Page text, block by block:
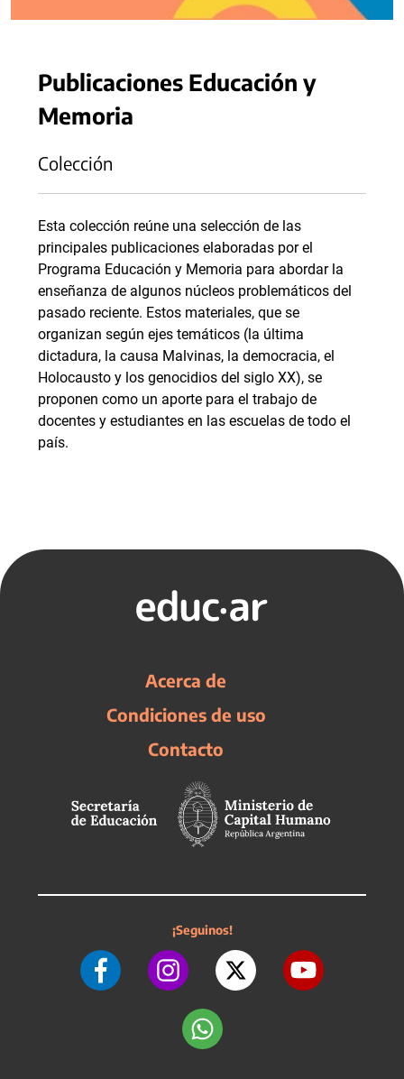
Publicaciones Educación y
Memoria
Colección
Esta colección reúne una selección de las
principales publicaciones elaboradas por el
Programa Educación y Memoria para abordar la
enseñanza de algunos núcleos problemáticos del
pasado reciente. Estos materiales, que se
organizan según ejes temáticos (la última
dictadura, la causa Malvinas, la democracia, el
Holocausto y los genocidios del siglo XX), se
proponen como un aporte para el trabajo de
docentes y estudiantes en las escuelas de todo el
país.
Acerca de
Condiciones de uso
Contacto
¡Seguinos!